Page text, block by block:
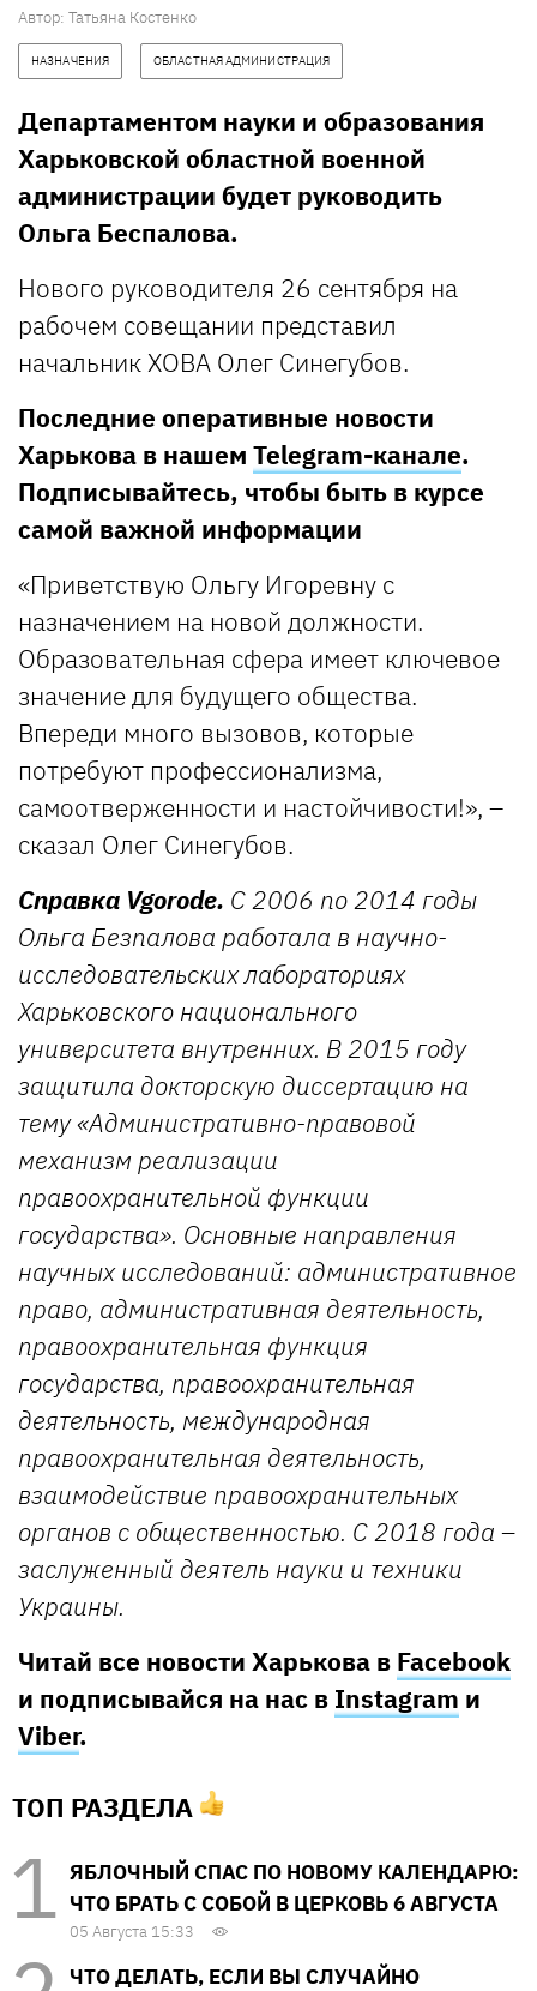
Автор: Татьяна Костенко
НАЗНАЧЕНИЯ ОБЛАСТНАЯ АДМИНИСТРАЦИЯ
Департаментом науки и образования
Харьковской областной военной
администрации будет руководить
Ольга Беспалова.
Нового руководителя 26 сентября на
рабочем совещании представил
начальник ХОВА Олег Синегубов.
Последние оперативные новости
Харькова в нашем Telegram-канале.
Подписывайтесь, чтобы быть в курсе
самой важной информации
«Приветствую Ольгу Игоревну с
назначением на новой должности.
Образовательная сфера имеет ключевое
значение для будущего общества.
Впереди много вызовов, которые
потребуют профессионализма,
самоотверженности и настойчивости!», –
сказал Олег Синегубов.
Справка Vgorode. С 2006 по 2014 годы
Ольга Безпалова работала в научно-
исследовательских лабораториях
Харьковского национального
университета внутренних. В 2015 году
защитила докторскую диссертацию на
тему «Административно-правовой
механизм реализации
правоохранительной функции
государства». Основные направления
научных исследований: административное
право, административная деятельность,
правоохранительная функция
государства, правоохранительная
деятельность, международная
правоохранительная деятельность,
взаимодействие правоохранительных
органов с общественностью. С 2018 года –
заслуженный деятель науки и техники
Украины.
Читай все новости Харькова в Facebook
и подписывайся на нас в Instagram и
Viber.
ТОП РАЗДЕЛА
ЯБЛОЧНЫЙ СПАС ПО НОВОМУ КАЛЕНДАРЮ:
ЧТО БРАТЬ С СОБОЙ В ЦЕРКОВЬ 6 АВГУСТА
05 Августа 15:33
ЧТО ДЕЛАТЬ, ЕСЛИ ВЫ СЛУЧАЙНО